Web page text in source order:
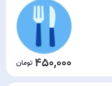
450,000